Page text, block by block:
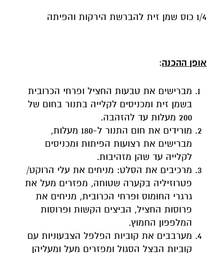
1/4 כוס שמן זית להברשת הירקות והפיתה
אופן ההכנה:
מברישים את טבעות החציל ופרחי הכרובית
בשמן זית ומכניסים לקלייה בתנור בחום של
200 מעלות עד להזהבה.
מורידים את חום התנור ל-180 מעלות,
מברישים את רצועות הפיתות ומכניסים
לקלייה עד שהן מזהיבות.
מרכיבים את הסלט: מניחים את עלי הרוקט/
פטרוזיליה בקערה שטוחה, מפזרים מעל את
גרגרי החומוס ופרחי הכרובית, מניחים את
פרוסות החציל, הביצים הקשות ופרוסות
המלפפון החמוץ.
מערבבים את קוביות הפלפל הצבעוניות עם
קוביות הבצל הסגול ומפזרים מעל ומעליהן